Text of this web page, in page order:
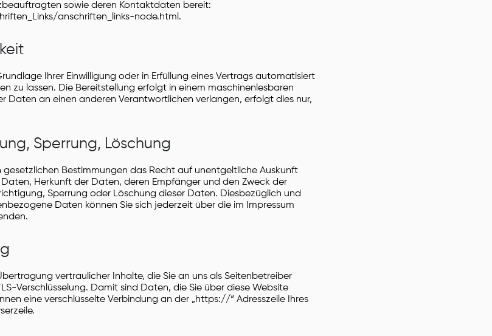
sowie deren Kontaktdaten bereit:
anschriften_links-node.html.
Ihrer Einwilligung oder in Erfüllung eines Vertrags automatisiert
zu lassen. Die Bereitstellung erfolgt in einem maschinenlesbaren
Daten an einen anderen Verantwortlichen verlangen, erfolgt dies nur,
Sperrung, Löschung
Bestimmungen das Recht auf unentgeltliche Auskunft
Herkunft der Daten, deren Empfänger und den Zweck der
Sperrung oder Löschung dieser Daten. Diesbezüglich und
Daten können Sie sich jederzeit über die im Impressum
vertraulicher Inhalte, die Sie an uns als Seitenbetreiber
Verschlüsselung. Damit sind Daten, die Sie über diese Website
eine verschlüsselte Verbindung an der „https://“ Adresszeile Ihres